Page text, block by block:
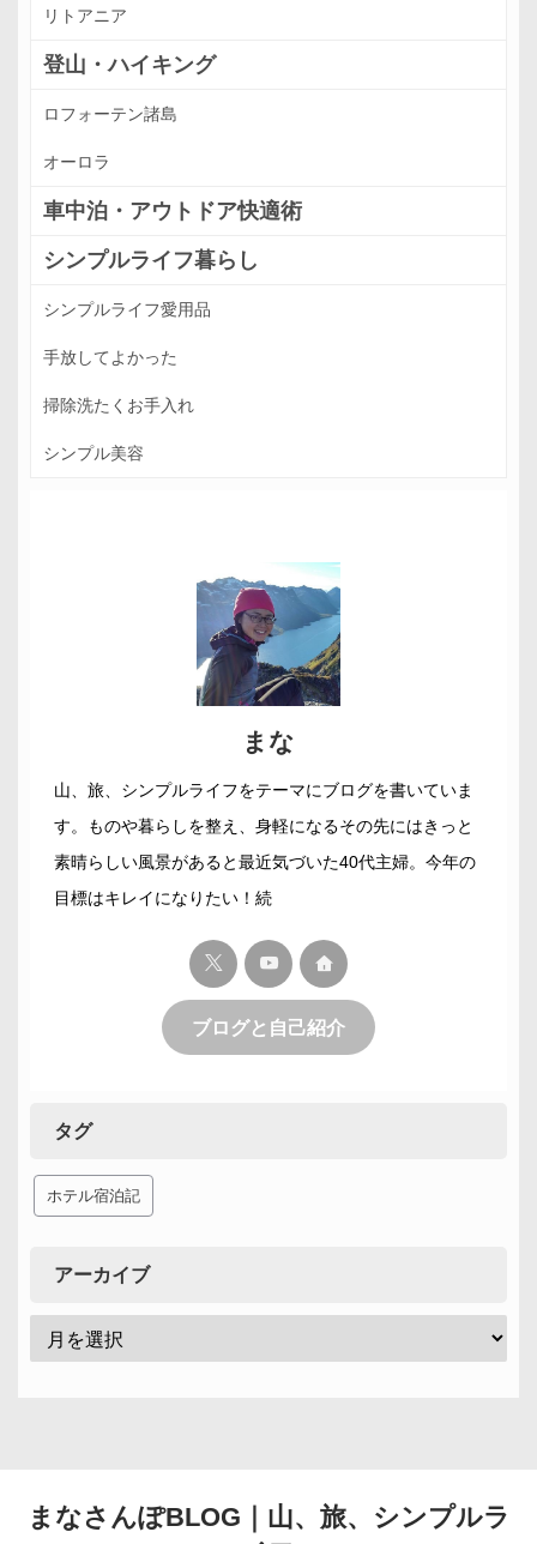
リトアニア
登山・ハイキング
ロフォーテン諸島
オーロラ
車中泊・アウトドア快適術
シンプルライフ暮らし
シンプルライフ愛用品
手放してよかった
掃除洗たくお手入れ
シンプル美容
まな
山、旅、シンプルライフをテーマにブログを書いていま
す。ものや暮らしを整え、身軽になるその先にはきっと
素晴らしい風景があると最近気づいた40代主婦。今年の
目標はキレイになりたい！続
ブログと自己紹介
タグ
ホテル宿泊記
アーカイブ
まなさんぽBLOG｜山、旅、シンプルラ